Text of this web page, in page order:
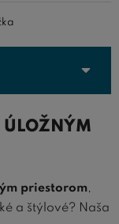
ÚLOŽNÝM
priestorom,
a štýlové? Naša